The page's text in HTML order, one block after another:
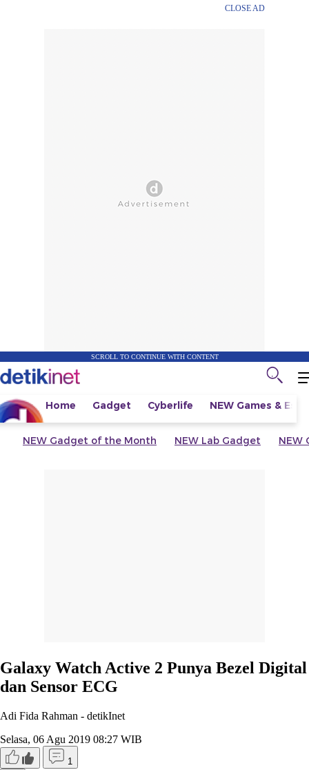
CLOSE AD
SCROLL TO CONTINUE WITH CONTENT
Home Gadget Cyberlife NEW Games &
NEW Gadget of the Month NEW Lab Gadget NEW
Galaxy Watch Active 2 Punya Bezel Digital
dan Sensor ECG
Adi Fida Rahman - detikInet
Selasa, 06 Agu 2019 08:27 WIB
1